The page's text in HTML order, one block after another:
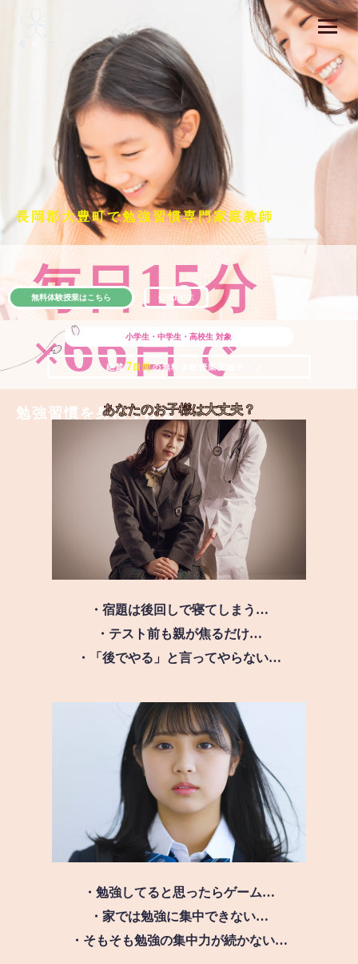
長岡郡大豊町で勉強習慣専門家庭教師
毎日15分
×66日で
勉強習慣を身につける
小学生・中学生・高校生 対象
＼ 絶賛 7 日間の無料体験授業実施中!! ／
無料体験授業はこちら 公式LINE
あなたのお子様は大丈夫？
・宿題は後回しで寝てしまう…
・テスト前も親が焦るだけ…
・「後でやる」と言ってやらない…
・勉強してると思ったらゲーム…
・家では勉強に集中できない…
・そもそも勉強の集中力が続かない…